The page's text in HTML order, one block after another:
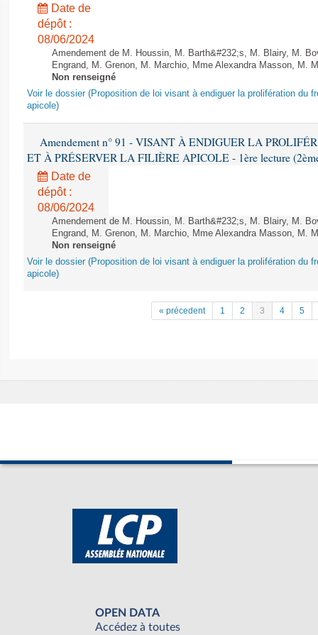
Date de
dépôt :
08/06/2024
Amendement de M. Houssin, M. Barth&#232;s, M. Blairy, M.
Engrand, M. Grenon, M. Marchio, Mme Alexandra Masson, M.
Non renseigné
Voir le dossier (Proposition de loi visant à endiguer la prolifération du
apicole)
Amendement n° 91 - VISANT À ENDIGUER LA
ET À PRÉSERVER LA FILIÈRE APICOLE - 1ère lecture
Date de
dépôt :
08/06/2024
Amendement de M. Houssin, M. Barth&#232;s, M. Blairy, M.
Engrand, M. Grenon, M. Marchio, Mme Alexandra Masson, M.
Non renseigné
Voir le dossier (Proposition de loi visant à endiguer la prolifération du
apicole)
« précedent 1 2 3 4 5
OPEN DATA
Accédez à toutes